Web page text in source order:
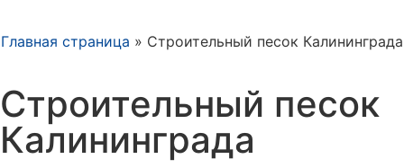
Главная страница » Строительный песок Калининграда
Строительный песок
Калининграда